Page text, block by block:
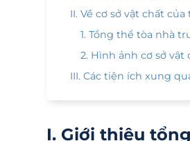
II. Về cơ sở vật chất
1. Tổng thể tòa nhà
2. Hình ảnh cơ sở
III. Các tiện ích xung
I. Giới thiệu